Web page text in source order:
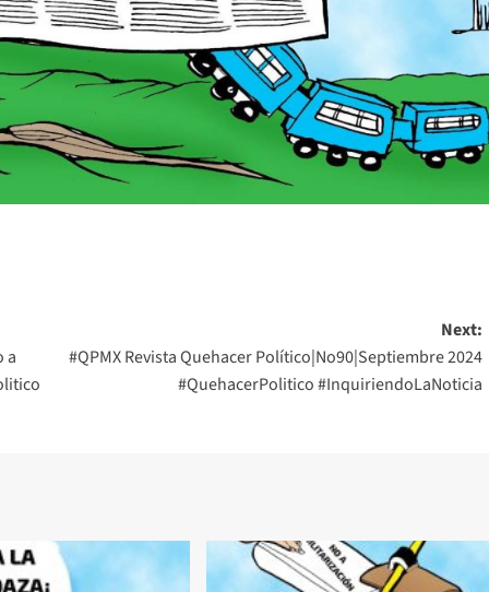
a
Next:
#QPMX Revista Quehacer Político|No90|Septiembre 2024
#QuehacerPolitico #InquiriendoLaNoticia